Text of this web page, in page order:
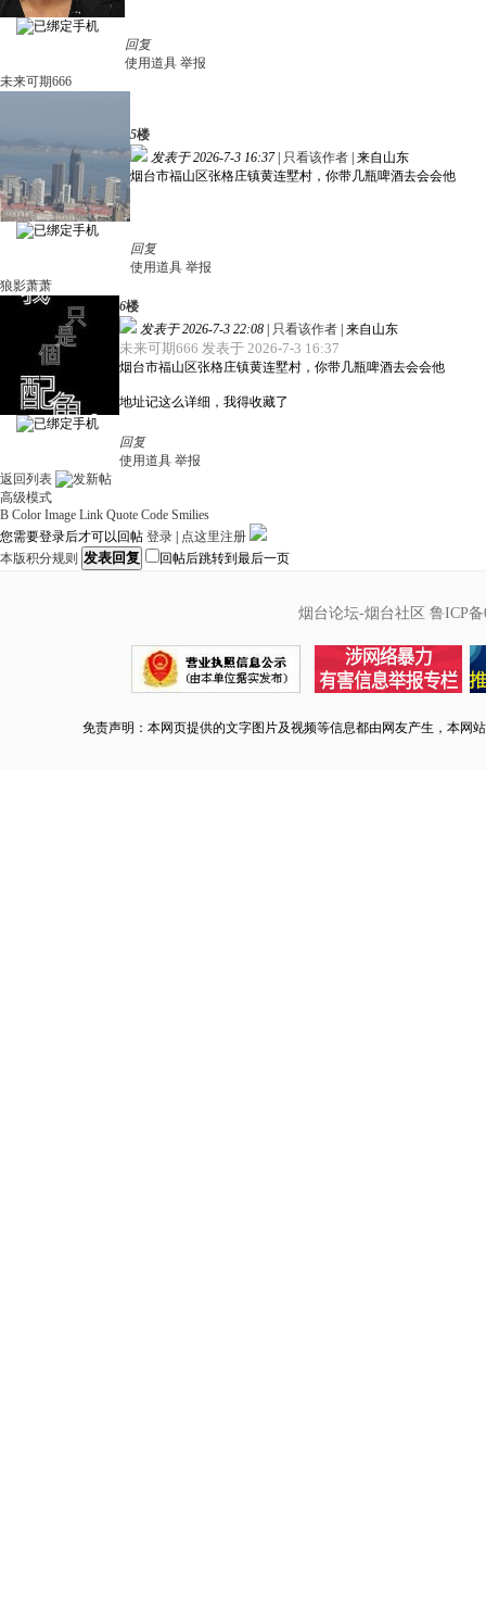
回复
使用道具 举报
未来可期666
5楼
发表于 2026-7-3 16:37
只看该作者 来自山东
烟台市福山区张格庄镇黄连墅村，你带几瓶啤酒去会会他
回复
使用道具 举报
狼影萧萧
6楼
发表于 2026-7-3 22:08
只看该作者 来自山东
未来可期666 发表于 2026-7-3 16:37
烟台市福山区张格庄镇黄连墅村，你带几瓶啤酒去会会他
地址记这么详细，我得收藏了
回复
使用道具 举报
返回列表
高级模式
B Color Image Link Quote Code Smilies
您需要登录后才可以回帖 登录
点这里注册
本版积分规则 发表回复 回帖后跳转到最后一页
烟台论坛-烟台社区 鲁ICP备
免责声明：本网页提供的文字图片及视频等信息都由网友产生，本网